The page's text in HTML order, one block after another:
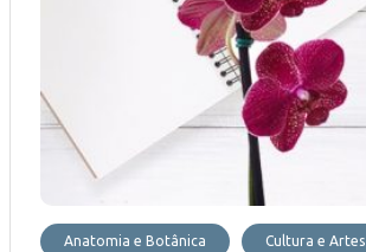
Anatomia e Botânica Cultura e Artes